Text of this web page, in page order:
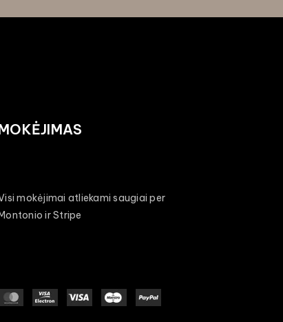
mokėjimai atliekami saugiai per
Montonio ir Stripe